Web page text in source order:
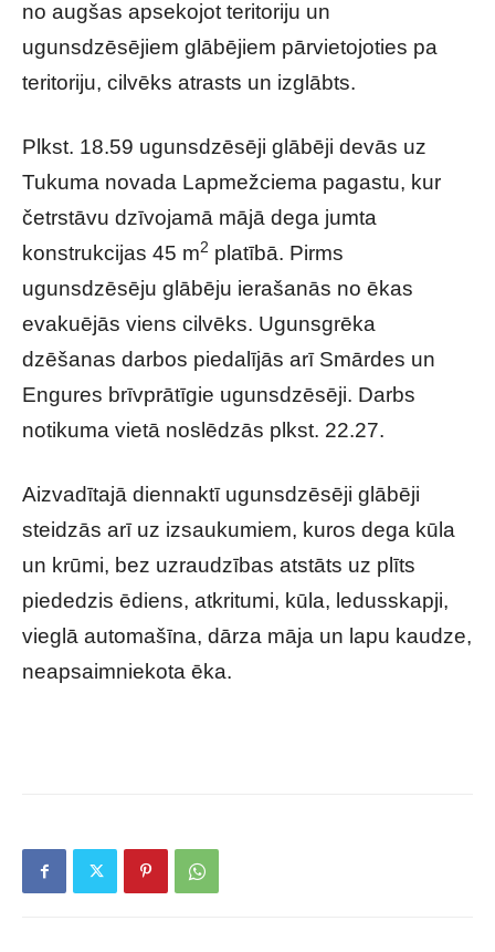
no augšas apsekojot teritoriju un
ugunsdzēsējiem glābējiem pārvietojoties pa
teritoriju, cilvēks atrasts un izglābts.
Plkst. 18.59 ugunsdzēsēji glābēji devās uz
Tukuma novada Lapmežciema pagastu, kur
četrstāvu dzīvojamā mājā dega jumta
konstrukcijas 45 m2 platībā. Pirms
ugunsdzēsēju glābēju ierašanās no ēkas
evakuējās viens cilvēks. Ugunsgrēka
dzēšanas darbos piedalījās arī Smārdes un
Engures brīvprātīgie ugunsdzēsēji. Darbs
notikuma vietā noslēdzās plkst. 22.27.
Aizvadītajā diennaktī ugunsdzēsēji glābēji
steidzās arī uz izsaukumiem, kuros dega kūla
un krūmi, bez uzraudzības atstāts uz plīts
piededzis ēdiens, atkritumi, kūla, ledusskapji,
vieglā automašīna, dārza māja un lapu kaudze,
neapsaimniekota ēka.